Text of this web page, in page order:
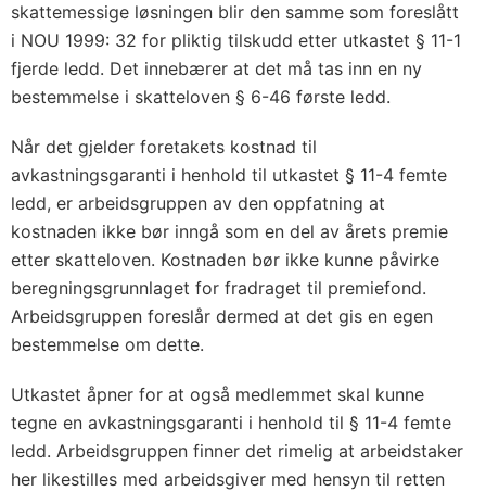
skattemessige løsningen blir den samme som foreslått
i NOU 1999: 32 for pliktig tilskudd etter utkastet § 11-1
fjerde ledd. Det innebærer at det må tas inn en ny
bestemmelse i skatteloven § 6-46 første ledd.
Når det gjelder foretakets kostnad til
avkastningsgaranti i henhold til utkastet § 11-4 femte
ledd, er arbeidsgruppen av den oppfatning at
kostnaden ikke bør inngå som en del av årets premie
etter skatteloven. Kostnaden bør ikke kunne påvirke
beregningsgrunnlaget for fradraget til premiefond.
Arbeidsgruppen foreslår dermed at det gis en egen
bestemmelse om dette.
Utkastet åpner for at også medlemmet skal kunne
tegne en avkastningsgaranti i henhold til § 11-4 femte
ledd. Arbeidsgruppen finner det rimelig at arbeidstaker
her likestilles med arbeidsgiver med hensyn til retten